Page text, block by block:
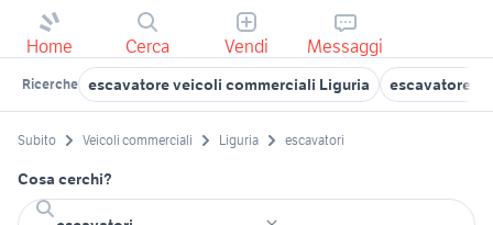
Home Cerca Vendi Messaggi
Ricerche escavatore veicoli commerciali Liguria escavatore
Subito Veicoli commerciali Liguria escavatori
Cosa cerchi?